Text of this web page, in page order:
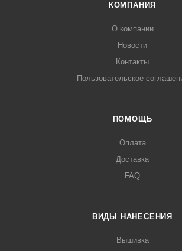
КОМПАНИЯ
О компании
Новости
Контакты
Пользовательское
ПОМОЩЬ
Оплата
Доставка
FAQ
ВИДЫ НАНЕСЕНИЯ
Вышивка